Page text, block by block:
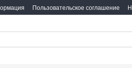
Пользовательское соглашение